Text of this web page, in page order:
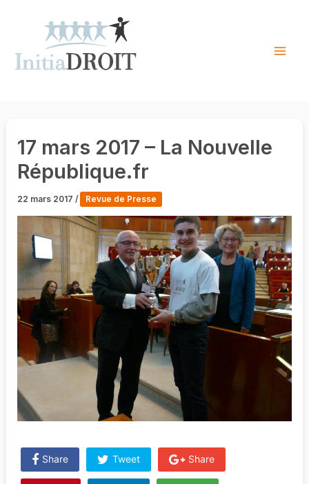
17 mars 2017 – La Nouvelle
République.fr
22 mars 2017/ Revue de Presse
Share Tweet Share